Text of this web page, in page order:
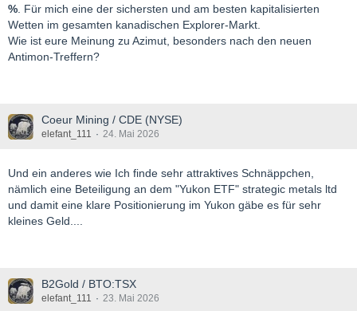
% . Für mich eine der sichersten und am besten kapitalisierten
Wetten im gesamten kanadischen Explorer-Markt.
Wie ist eure Meinung zu Azimut, besonders nach den neuen
Antimon-Treffern?
Coeur Mining / CDE (NYSE)
elefant_111 24. Mai 2026
Und ein anderes wie Ich finde sehr attraktives Schnäppchen,
nämlich eine Beteiligung an dem "Yukon ETF" strategic metals ltd
und damit eine klare Positionierung im Yukon gäbe es für sehr
kleines Geld....
B2Gold / BTO:TSX
elefant_111 23. Mai 2026